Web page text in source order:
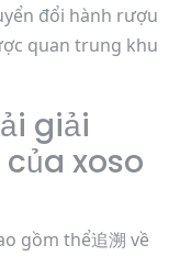
đổi hành rượu
quan trung khu
giải
xoso
gồm thể追溯 về